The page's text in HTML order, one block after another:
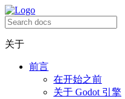
关于
前言
在开始之前
关于 Godot 引擎